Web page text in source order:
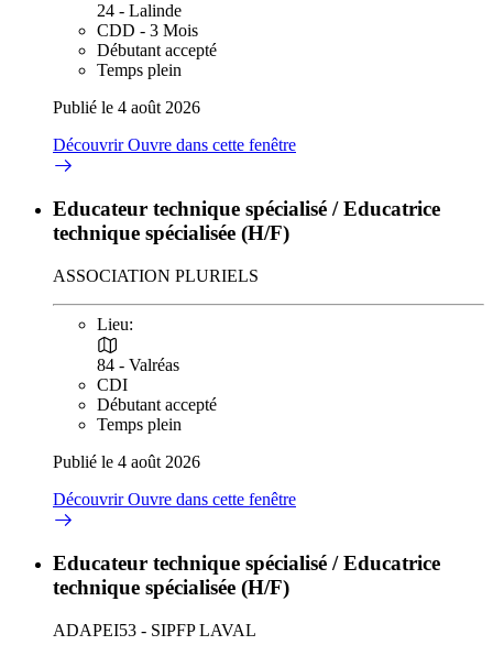
24 - Lalinde
CDD - 3 Mois
Débutant accepté
Temps plein
Publié le 4 août 2026
DécouvrirOuvre dans cette fenêtre
Educateur technique spécialisé / Educatrice
technique spécialisée (H/F)
ASSOCIATION PLURIELS
Lieu:
84 - Valréas
CDI
Débutant accepté
Temps plein
Publié le 4 août 2026
DécouvrirOuvre dans cette fenêtre
Educateur technique spécialisé / Educatrice
technique spécialisée (H/F)
ADAPEI53 - SIPFP LAVAL